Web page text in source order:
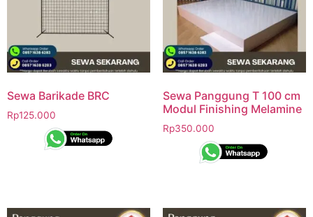
Sewa Barikade BRC
Rp125.000
Sewa Panggung T 100 cm
Modul Finishing Melamine
Rp350.000